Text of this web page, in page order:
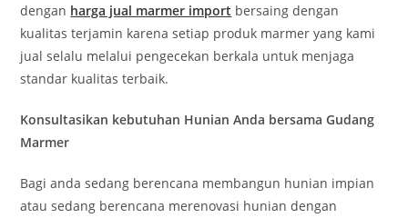
dengan harga jual marmer import bersaing dengan
kualitas terjamin karena setiap produk marmer yang kami
jual selalu melalui pengecekan berkala untuk menjaga
standar kualitas terbaik.
Konsultasikan kebutuhan Hunian Anda bersama Gudang
Marmer
Bagi anda sedang berencana membangun hunian impian
atau sedang berencana merenovasi hunian dengan